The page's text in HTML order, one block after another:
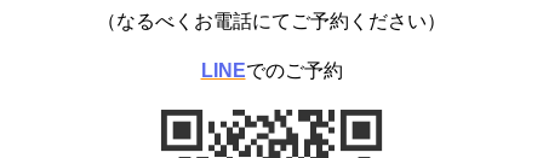
（なるべくお電話にてご予約ください）
LINEでのご予約